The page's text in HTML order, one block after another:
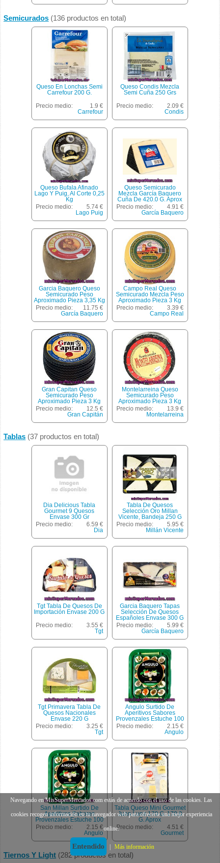
Semicurados (136 productos en total)
Queso En Lonchas Semi
Carrefour 200 G.
Precio medio:
1.9 €
Carrefour
Queso Condis Mezcla
Semi Cuña 250 Grs
Precio medio:
2.09 €
Condis
Queso Bufala Afinado
Lago Y Puig, Al Corte 0,25
Kg
Precio medio:
5.74 €
Lago Puig
Queso Semicurado
Mezcla García Baquero
Cuña De 420.0 G. Aprox
Precio medio:
4.91 €
García Baquero
Garcia Baquero Queso
Semicurado Peso
Aproximado Pieza 3,35 Kg
Precio medio:
11.75 €
García Baquero
Campo Real Queso
Semicurado Mezcla Peso
Aproximado Pieza 3 Kg
Precio medio:
3.39 €
Campo Real
Gran Capitan Queso
Semicurado Peso
Aproximado Pieza 3 Kg
Precio medio:
12.5 €
Gran Capitán
Montelarreina Queso
Semicurado Peso
Aproximado Pieza 3 Kg
Precio medio:
13.9 €
Montelarreina
Tablas (37 productos en total)
Dia Delicious Tabla
Gourmet 9 Quesos
Envase 300 Gr
Precio medio:
6.59 €
Dia
Tabla De Quesos
Selección Oro Millan
Vicente, Bandeja 250 G
Precio medio:
5.95 €
Millán Vicente
Tgt Tabla De Quesos De
Importación Envase 200 G
Precio medio:
3.55 €
Tgt
Garcia Baquero Tapas
Selección De Quesos
Españoles Envase 300 G
Precio medio:
5.99 €
García Baquero
Tgt Primavera Tabla De
Quesos Nacionales
Envase 220 G
Precio medio:
3.25 €
Tgt
Angulo Surtido De
Aperitivos Sabores
Provenzales Estuche 100
G
Precio medio:
2.15 €
Angulo
San Millan Surtido De
Aperitivos Sabores
Provenzales Estuche 100
G
Precio medio:
2.15 €
Angulo
Tabla Queso Mini Gourmet
Juan Luna 170 G. 170.0
G. Aprox
Precio medio:
4.51 €
Gourmet
Tiernos Y Light (282 productos en total)
Navegando en MisSuperMercados.com estás de acuerdo con el uso de las cookies. Las
cookies recogen información en tu navegador web para ofrecerte una mejor experiencia
online.
Entendido Más información